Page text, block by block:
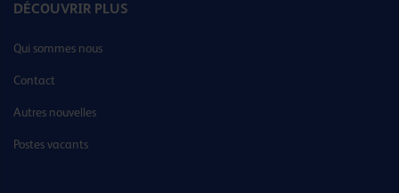
DÉCOUVRIR PLUS
Qui sommes nous
Contact
Autres nouvelles
Postes vacants